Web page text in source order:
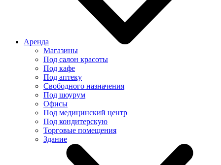
Аренда
Магазины
Под салон красоты
Под кафе
Под аптеку
Свободного назначения
Под шоурум
Офисы
Под медицинский центр
Под кондитерскую
Торговые помещения
Здание